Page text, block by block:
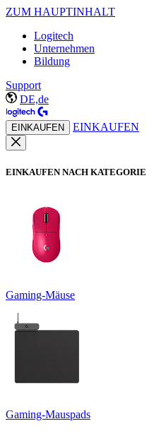
ZUM HAUPTINHALT
Logitech
Unternehmen
Bildung
Support
DE,de
EINKAUFEN EINKAUFEN
EINKAUFEN NACH KATEGORIE
Gaming-Mäuse
Gaming-Mauspads